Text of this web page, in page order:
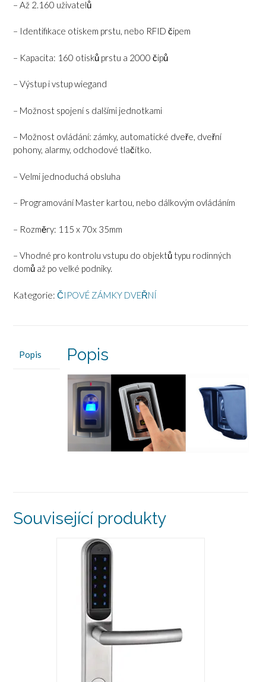
– Až 2.160 uživatelů
– Identifikace otiskem prstu, nebo RFID čipem
– Kapacita: 160 otisků prstu a 2000 čipů
– Výstup i vstup wiegand
– Možnost spojení s dalšími jednotkami
– Možnost ovládání: zámky, automatické dveře, dveřní
pohony, alarmy, odchodové tlačítko.
– Velmi jednoduchá obsluha
– Programování Master kartou, nebo dálkovým ovládáním
– Rozměry: 115 x 70x 35mm
– Vhodné pro kontrolu vstupu do objektů typu rodinných
domů až po velké podniky.
Kategorie: ČIPOVÉ ZÁMKY DVEŘNÍ
Popis Popis
Související produkty